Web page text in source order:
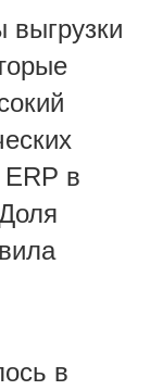
выгрузки
в
в